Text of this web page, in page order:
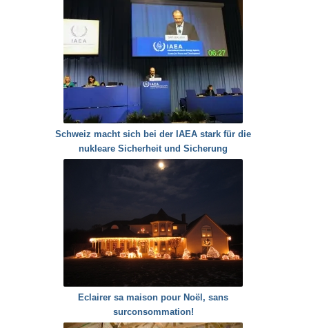
Schweiz macht sich bei der IAEA stark für die
nukleare Sicherheit und Sicherung
Eclairer sa maison pour Noël, sans
surconsommation!